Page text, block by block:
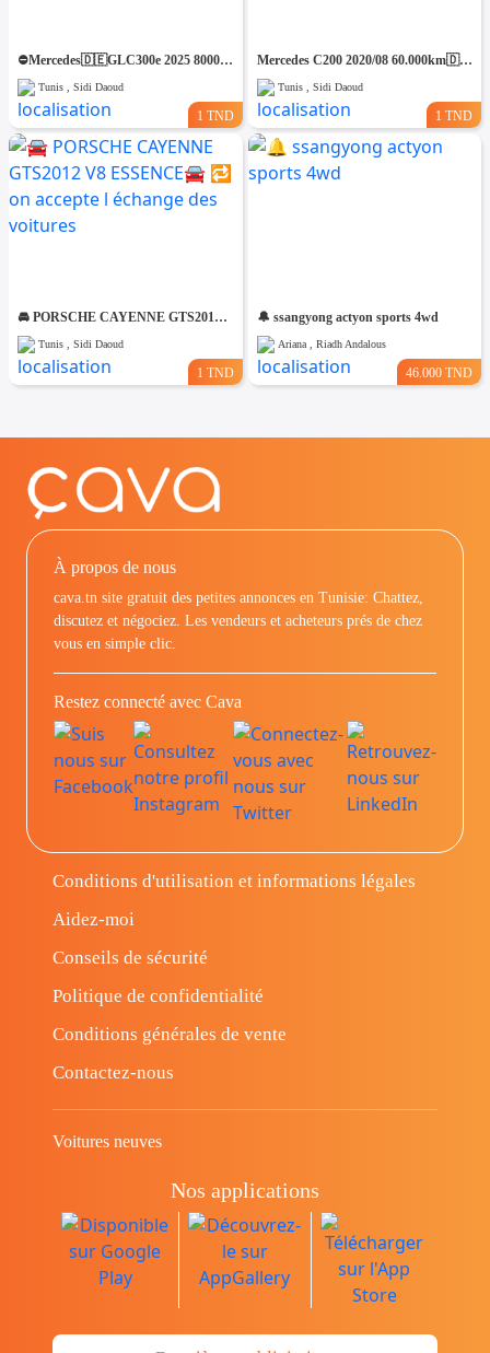
⛔️Mercedes🇩🇪GLC300e 2025 8000km 4matic⛔️ 🔁 on accepte l échange des voitures
Tunis , Sidi Daoud
1 TND
Mercedes C200 2020/08 60.000km🇩🇪 ⛔️ on accepte l échange des voitures
Tunis , Sidi Daoud
1 TND
🚘 PORSCHE CAYENNE GTS2012 V8 ESSENCE🚘 🔁 on accepte l échange des voitures
Tunis , Sidi Daoud
1 TND
🔔 ssangyong actyon sports 4wd
Ariana , Riadh Andalous
46.000 TND
À propos de nous
cava.tn site gratuit des petites annonces en Tunisie: Chattez,
discutez et négociez. Les vendeurs et acheteurs prés de chez
vous en simple clic.
Restez connecté avec Cava
Conditions d'utilisation et informations légales
Aidez-moi
Conseils de sécurité
Politique de confidentialité
Conditions générales de vente
Contactez-nous
Voitures neuves
Nos applications